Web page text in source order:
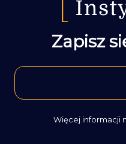
Zapisz
Więcej informacji